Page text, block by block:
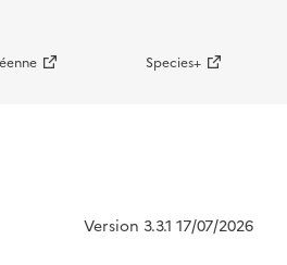
Species+
Version 3.3.1 17/07/2026